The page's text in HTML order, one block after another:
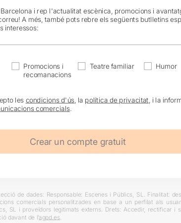
i rep l'actualitat escènica, promocions i
A més, també pots rebre els següents butlletins
interessos:
Promocions i
recomanacions
Teatre familiar Humor
les condicions d'ús , la política de privacitat , i la
comercials.
de dades: Responsable: Escenes i Públics, SL. Finalitat:
comercials personalitzades en base a un perfilat als
SL i proveïdors legitimats externs. Drets: Accedir, rectificar
davant de l’agpd.es